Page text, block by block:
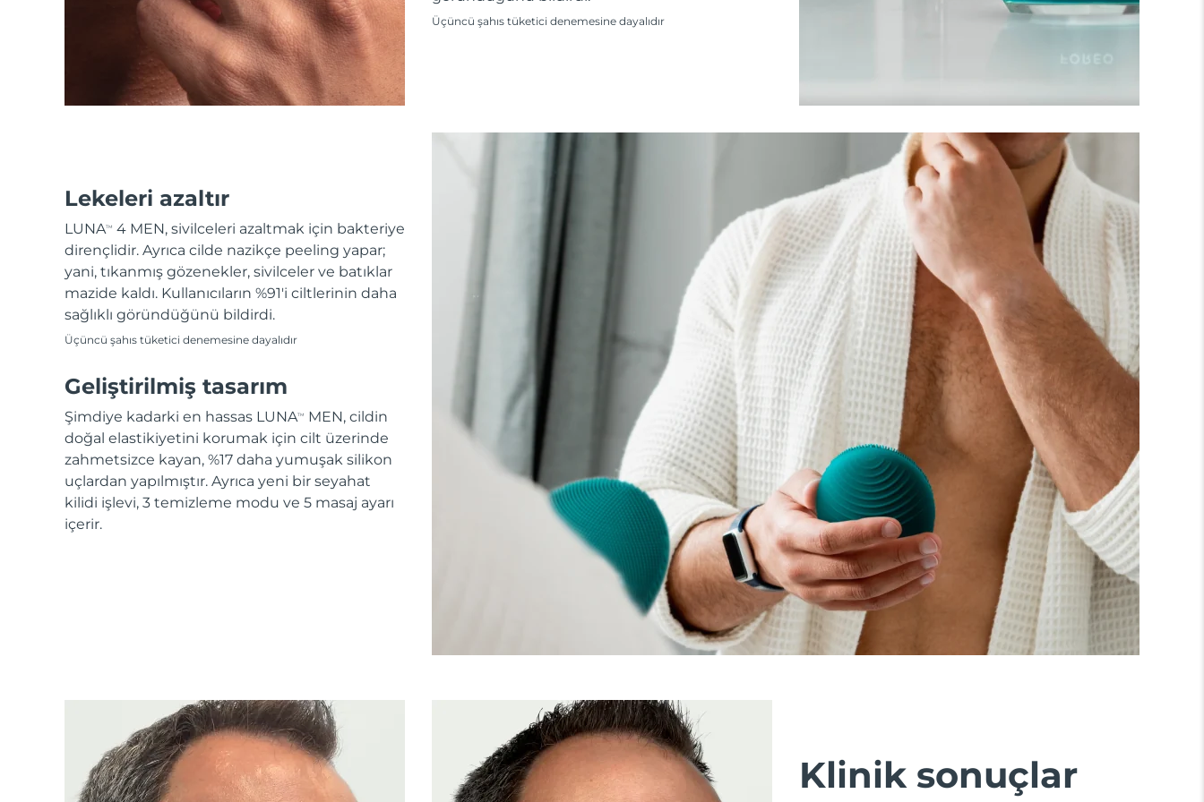
Üçüncü şahıs tüketici denemesine dayalıdır
Lekeleri azaltır
LUNATM
4 MEN, sivilceleri azaltmak için bakteriye
dirençlidir. Ayrıca cilde nazikçe peeling yapar;
yani, tıkanmış gözenekler, sivilceler ve batıklar
mazide kaldı. Kullanıcıların %91'i ciltlerinin daha
sağlıklı göründüğünü bildirdi.
Üçüncü şahıs tüketici denemesine dayalıdır
Geliştirilmiş tasarım
Şimdiye kadarki en hassas LUNATM
MEN, cildin
doğal elastikiyetini korumak için cilt üzerinde
zahmetsizce kayan, %17 daha yumuşak silikon
uçlardan yapılmıştır. Ayrıca yeni bir seyahat
kilidi işlevi, 3 temizleme modu ve 5 masaj ayarı
içerir.
Klinik sonuçlar
All acne treatment devices
All revitalizing eye massagers
KIWI™ cilt bakımı
Advanced pore care essentials
Serum
For healthy hair
issa™ Teeth Whitening Gel
18% PAP
Kozmetik ürünleri Erkekler
FOREO APP
HAKKINDA